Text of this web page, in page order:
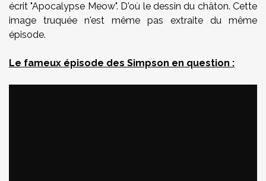
écrit "Apocalypse Meow". D'où le dessin du châton. Cette
image truquée n'est même pas extraite du même
épisode.
Le fameux épisode des Simpson en question :